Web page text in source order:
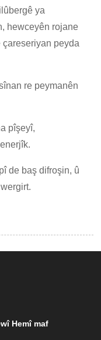
ya
hewceyên rojane
peyda
re peymanên
pîşeyî,
de baş difroşin, û
Hemî maf